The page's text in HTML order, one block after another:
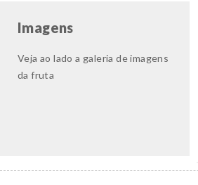
Imagens
Veja ao lado a galeria de imagens
da fruta